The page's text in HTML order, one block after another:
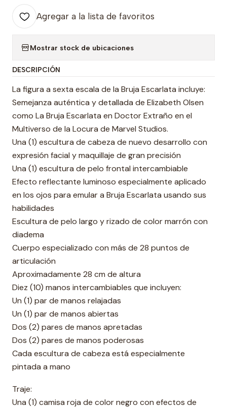
Agregar a la lista de favoritos
Mostrar stock de ubicaciones
DESCRIPCIÓN
La figura a sexta escala de la Bruja Escarlata incluye:
Semejanza auténtica y detallada de Elizabeth Olsen
como La Bruja Escarlata en Doctor Extraño en el
Multiverso de la Locura de Marvel Studios.
Una (1) escultura de cabeza de nuevo desarrollo con
expresión facial y maquillaje de gran precisión
Una (1) escultura de pelo frontal intercambiable
Efecto reflectante luminoso especialmente aplicado
en los ojos para emular a Bruja Escarlata usando sus
habilidades
Escultura de pelo largo y rizado de color marrón con
diadema
Cuerpo especializado con más de 28 puntos de
articulación
Aproximadamente 28 cm de altura
Diez (10) manos intercambiables que incluyen:
Un (1) par de manos relajadas
Un (1) par de manos abiertas
Dos (2) pares de manos apretadas
Dos (2) pares de manos poderosas
Cada escultura de cabeza está especialmente
pintada a mano
Traje:
Una (1) camisa roja de color negro con efectos de